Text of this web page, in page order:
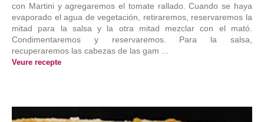
con Martini y agregaremos el tomate rallado. Cuando se haya
evaporado el agua de vegetación, retiraremos, reservaremos la
mitad para la salsa y la otra mitad mezclar con el mató.
Condimentaremos y reservaremos. Para la salsa,
recuperaremos las cabezas de las gam ...
Veure recepte